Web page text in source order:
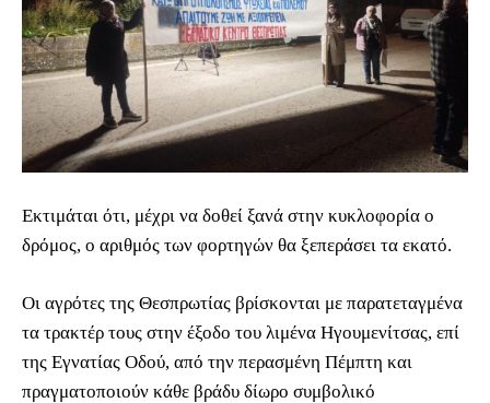
Εκτιμάται ότι, μέχρι να δοθεί ξανά στην κυκλοφορία ο
δρόμος, ο αριθμός των φορτηγών θα ξεπεράσει τα εκατό.
Οι αγρότες της Θεσπρωτίας βρίσκονται με παρατεταγμένα
τα τρακτέρ τους στην έξοδο του λιμένα Ηγουμενίτσας, επί
της Εγνατίας Οδού, από την περασμένη Πέμπτη και
πραγματοποιούν κάθε βράδυ δίωρο συμβολικό